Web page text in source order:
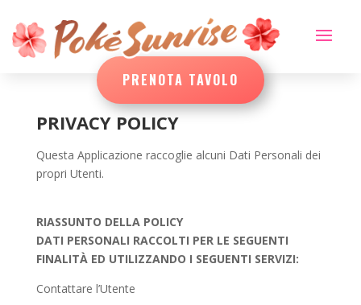
PRENOTA TAVOLO
PRIVACY POLICY
Questa Applicazione raccoglie alcuni Dati Personali dei
propri Utenti.
RIASSUNTO DELLA POLICY
DATI PERSONALI RACCOLTI PER LE SEGUENTI
FINALITÀ ED UTILIZZANDO I SEGUENTI SERVIZI:
Contattare l’Utente